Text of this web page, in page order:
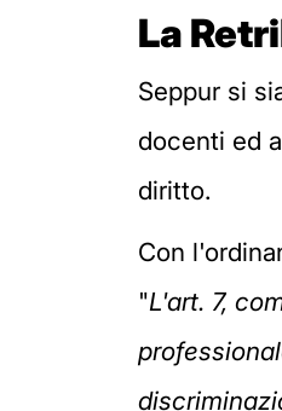
La
Seppur si
docenti ed
diritto.
Con
"L'art. 7,